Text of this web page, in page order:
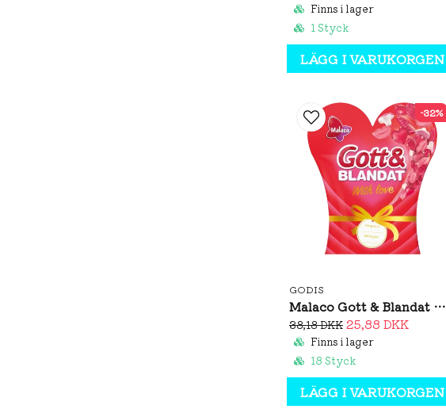
Finns i lager
1 Styck
LÄGG I VARUKORGEN
GODIS
Malaco Gott & Blandat With Love 200g
38,18 DKK 25,88 DKK
Finns i lager
18 Styck
LÄGG I VARUKORGEN
-32%